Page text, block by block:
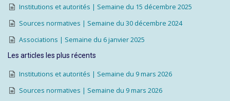
Institutions et autorités | Semaine du 15 décembre 2025
Sources normatives | Semaine du 30 décembre 2024
Associations | Semaine du 6 janvier 2025
Les articles les plus récents
Institutions et autorités | Semaine du 9 mars 2026
Sources normatives | Semaine du 9 mars 2026